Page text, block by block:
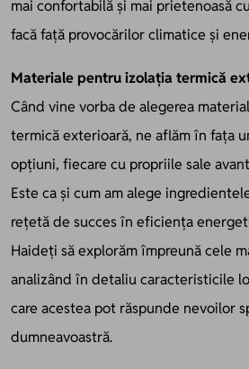
mai confortabilă și mai prietenoasă
facă față provocărilor climatice și
Materiale pentru izolația termică
Când vine vorba de alegerea
termică exterioară, ne aflăm în fața
opțiuni, fiecare cu propriile sale
Este ca și cum am alege
rețetă de succes în eficiența
Haideți să explorăm împreună cele
analizând în detaliu caracteristicile
care acestea pot răspunde nevoilor
dumneavoastră.